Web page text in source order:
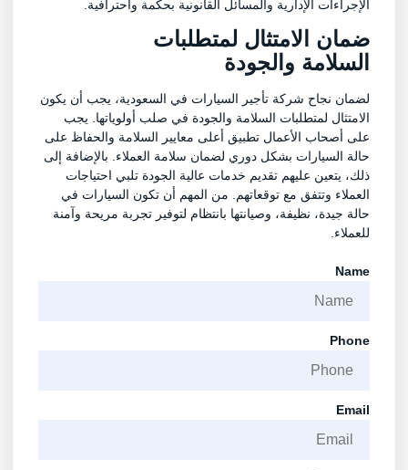
الإجراءات الإدارية والمسائل القانونية بحكمة واحترافية.
ضمانالامتثال لمتطلبات
السلامةوالجودة
لضمان نجاح شركة تأجير السيارات في السعودية، يجب أن يكون
الامتثال لمتطلبات السلامة والجودة في صلب أولوياتها. يجب
على أصحاب الأعمال تطبيق أعلى معايير السلامة والحفاظ على
حالة السيارات بشكل دوري لضمان سلامة العملاء. بالإضافة إلى
ذلك، يتعين عليهم تقديم خدمات عالية الجودة تلبي احتياجات
العملاء وتتفق مع توقعاتهم. من المهم أن تكون السيارات في
حالة جيدة، نظيفة، وصيانتها بانتظام لتوفير تجربة مريحة وآمنة
للعملاء.
Name
Phone
Email